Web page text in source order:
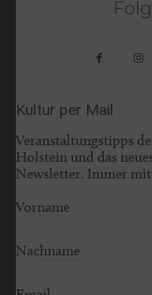
Kultur per Mail
Veranstaltungstipps
Holstein und das
Newsletter. Immer
Vorname
Nachname